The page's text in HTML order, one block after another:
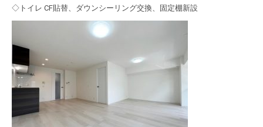
◇トイレ CF貼替、ダウンシーリング交換、固定棚新設